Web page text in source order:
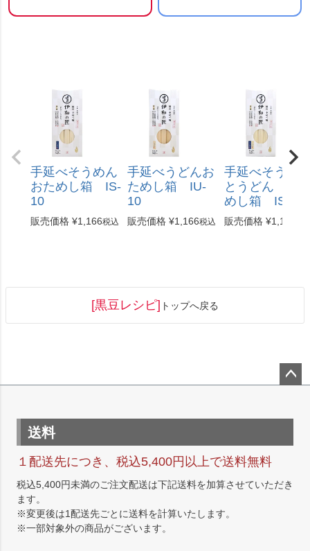
手延べそうめん
おためし箱 IS-
10
販売価格 ¥1,166税込
手延べうどんお
ためし箱 IU-
10
販売価格 ¥1,166税込
手延べそうめ
とうどん お
めし箱 ISU-
販売価格 ¥1,166
[黒豆レシピ] トップへ戻る
ップ
送料
１配送先につき、税込5,400円以上で送料無料
税込5,400円未満のご注文配送は下記送料を加算させていただき
ます。
※変更後は1配送先ごとに送料を計算いたします。
※一部対象外の商品がございます。